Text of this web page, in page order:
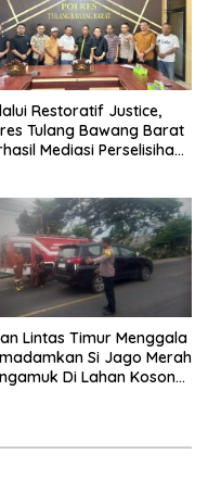
Restoratif Justice,
Tulang Bawang Barat
Mediasi Perselisihan
Lintas Timur Menggala
Si Jago Merah
Di Lahan Kosong,